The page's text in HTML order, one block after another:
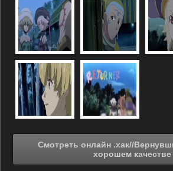
Смотреть онлайн .хак//Вернувшийся (2007) в
хорошем качестве